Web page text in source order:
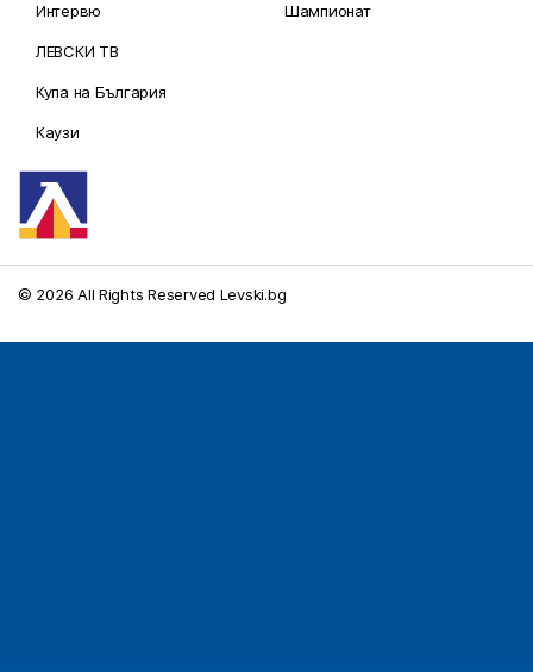
Интервю
ЛЕВСКИ ТВ
Купа на България
Каузи
Шампионат
© 2026 All Rights Reserved Levski.bg